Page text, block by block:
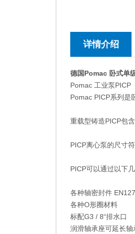
详情介绍
德国Pomac 卧式单
Pomac 工业泵PICP
Pomac PICP系列是
重载型铸造PICP包
PICP离心泵的尺寸
PICP可以通过以下
各种轴密封件
各种O形圈材料
标配G3 / 8“排水口
润滑轴承座可延长轴